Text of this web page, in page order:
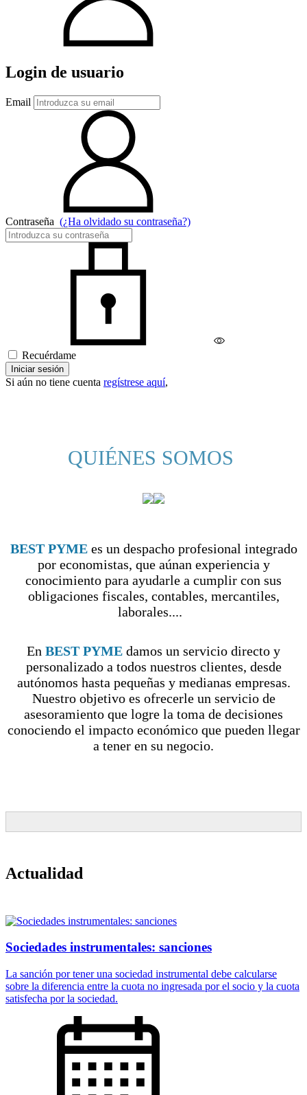
Login de usuario
Email
Contraseña (¿Ha olvidado su contraseña?)
Recuérdame
Iniciar sesión
Si aún no tiene cuenta regístrese aquí,
QUIÉNES SOMOS
BEST PYMEes un despacho profesional integrado
por economistas, que aúnan experiencia y
conocimiento para ayudarle a cumplir con sus
obligaciones fiscales, contables, mercantiles,
laborales....
En BEST PYME damos un servicio directo y
personalizado a todos nuestros clientes, desde
autónomos hasta pequeñas y medianas empresas.
Nuestro objetivo es ofrecerle un servicio de
asesoramiento que logre la toma de decisiones
conociendo el impacto económico que pueden llegar
a tener en su negocio.
Actualidad
Sociedades instrumentales: sanciones
La sanción por tener una sociedad instrumental debe calcularse
sobre la diferencia entre la cuota no ingresada por el socio y la cuota
satisfecha por la sociedad.